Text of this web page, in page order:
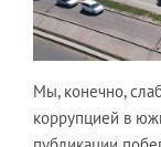
Мы, конечно,
коррупцией в